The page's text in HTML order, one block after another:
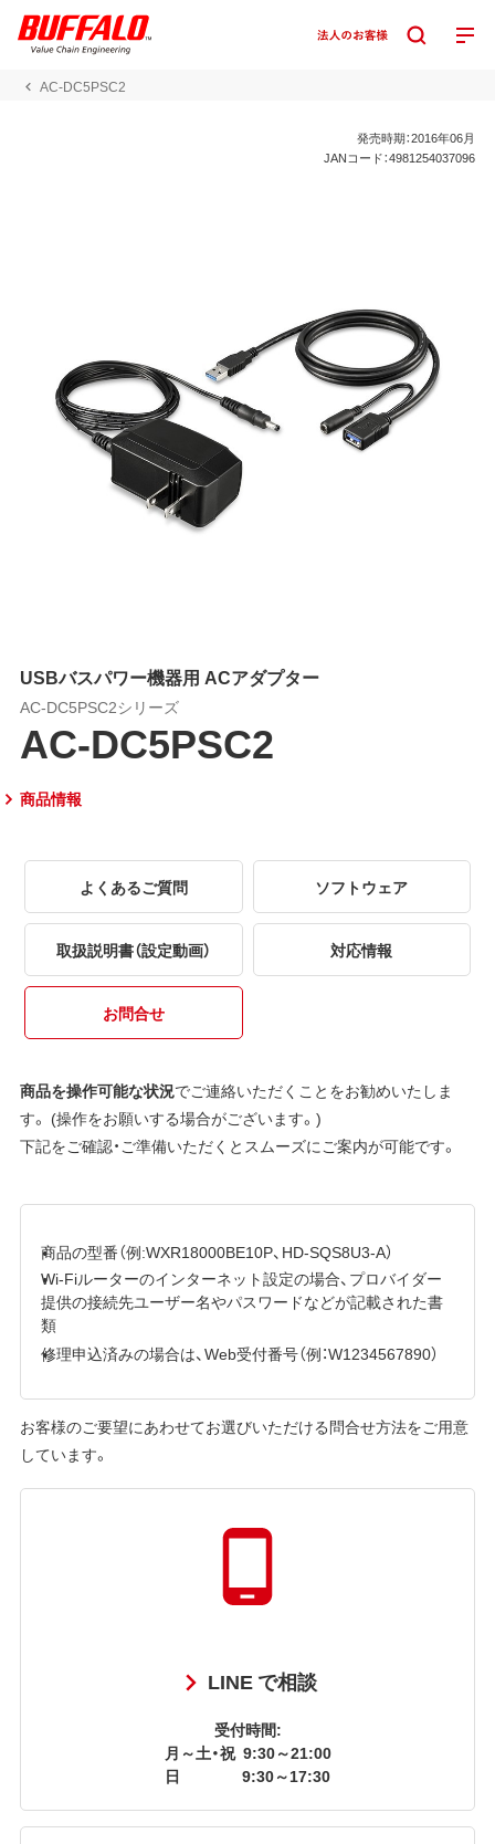
AC-DC5PSC2
発売時期：2016年06月
JANコード：4981254037096
USBバスパワー機器用 ACアダプター
AC-DC5PSC2シリーズ
AC-DC5PSC2
商品情報
よくあるご質問 ソフトウェア
取扱説明書（設定動画） 対応情報
お問合せ
商品を操作可能な状況でご連絡いただくことをお勧めいたしま
す。 (操作をお願いする場合がございます。)
下記をご確認・ご準備いただくとスムーズにご案内が可能です。
商品の型番（例:WXR18000BE10P、HD-SQS8U3-A）
Wi-Fiルーターのインターネット設定の場合、プロバイダー
提供の接続先ユーザー名やパスワードなどが記載された書
類
修理申込済みの場合は、Web受付番号（例：W1234567890）
お客様のご要望にあわせてお選びいただける問合せ方法をご用意
しています。
LINE で相談
受付時間:
月～土・祝 9:30～21:00
日
9:30～17:30